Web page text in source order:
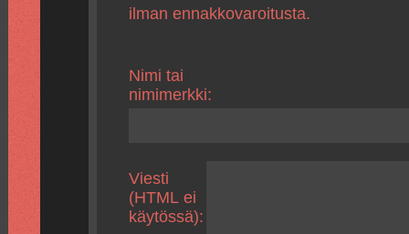
ilman ennakkovaroitusta.
Nimi tai
nimimerkki:
Viesti
(HTML ei
käytössä):